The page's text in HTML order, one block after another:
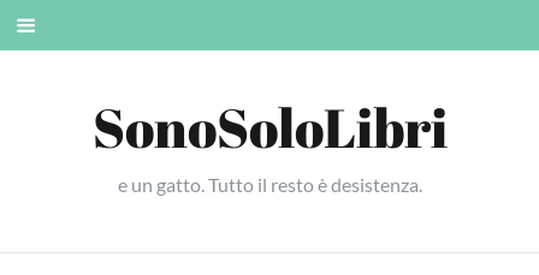
Skip
SonoSoloLibri
e un gatto. Tutto il resto è desistenza.